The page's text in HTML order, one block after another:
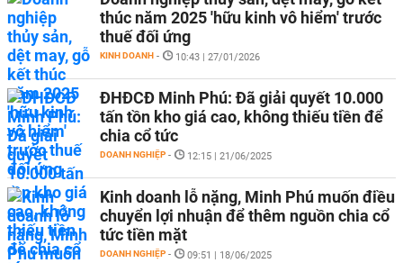
thúc năm 2025 'hữu kinh vô hiểm' trước
thuế đối ứng
KINH DOANH - 10:43 | 27/01/2026
ĐHĐCĐ Minh Phú: Đã giải quyết 10.000
tấn tồn kho giá cao, không thiếu tiền để
chia cổ tức
DOANH NGHIỆP - 12:15 | 21/06/2025
Kinh doanh lỗ nặng, Minh Phú muốn điều
chuyển lợi nhuận để thêm nguồn chia cổ
tức tiền mặt
DOANH NGHIỆP - 09:51 | 18/06/2025